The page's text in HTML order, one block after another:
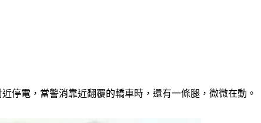
停電，當警消靠近翻覆的轎車時，還有一條腿，微微在動。